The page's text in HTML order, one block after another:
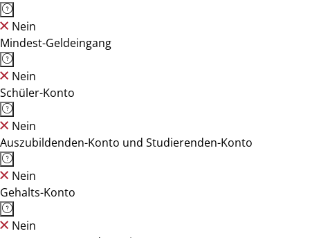
Nein
Mindest-Geldeingang
Nein
Schüler-Konto
Nein
Auszubildenden-Konto und Studierenden-Konto
Nein
Gehalts-Konto
Nein